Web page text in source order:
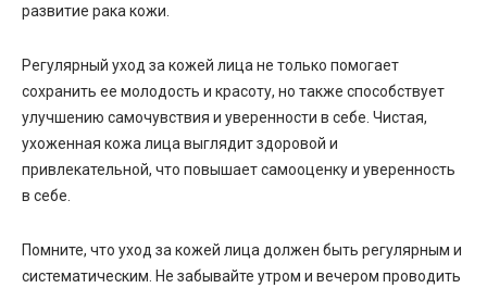
развитие рака кожи.
Регулярный уход за кожей лица не только помогает
сохранить ее молодость и красоту, но также способствует
улучшению самочувствия и уверенности в себе. Чистая,
ухоженная кожа лица выглядит здоровой и
привлекательной, что повышает самооценку и уверенность
в себе.
Помните, что уход за кожей лица должен быть регулярным и
систематическим. Не забывайте утром и вечером проводить